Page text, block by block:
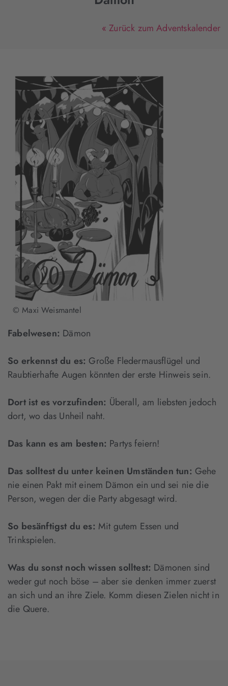
« Zurück zum Adventskalender
© Maxi Weismantel
Fabelwesen: Dämon
So erkennst du es: Große Fledermausflügel und
Raubtierhafte Augen könnten der erste Hinweis sein.
Dort ist es vorzufinden: Überall, am liebsten jedoch
dort, wo das Unheil naht.
Das kann es am besten: Partys feiern!
Das solltest du unter keinen Umständen tun: Gehe
nie einen Pakt mit einem Dämon ein und sei nie die
Person, wegen der die Party abgesagt wird.
So besänftigst du es: Mit gutem Essen und
Trinkspielen.
Was du sonst noch wissen solltest: Dämonen sind
weder gut noch böse – aber sie denken immer zuerst
an sich und an ihre Ziele. Komm diesen Zielen nicht in
die Quere.